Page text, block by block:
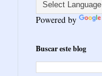
Powered by
Buscar este blog